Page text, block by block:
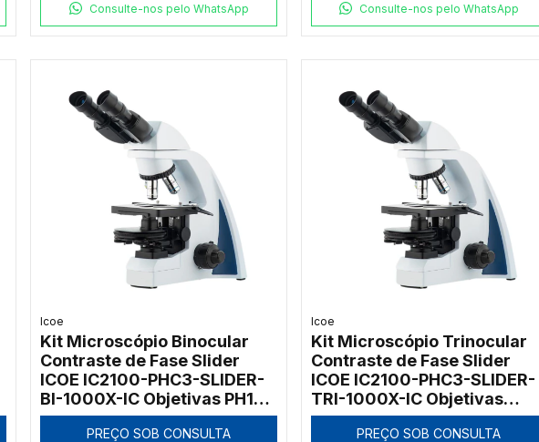
Consulte-nos pelo WhatsApp Consulte-nos pelo WhatsApp
Icoe
Kit Microscópio Binocular
Contraste de Fase Slider
ICOE IC2100-PHC3-SLIDER-
BI-1000X-IC Objetivas PH10x
e PH40x 1000x
PREÇO SOB CONSULTA
Icoe
Kit Microscópio Trinocular
Contraste de Fase Slider
ICOE IC2100-PHC3-SLIDER-
TRI-1000X-IC Objetivas
PH10x e PH40x 1000x
PREÇO SOB CONSULTA